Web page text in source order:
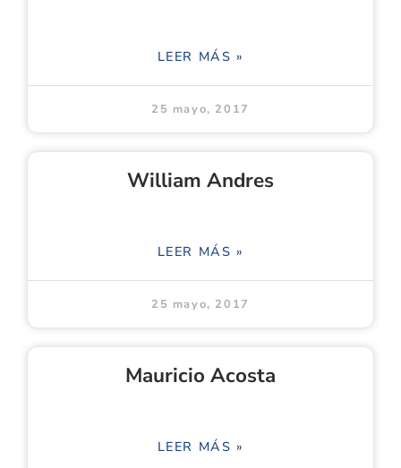
LEER MÁS »
25 mayo, 2017
William Andres
LEER MÁS »
25 mayo, 2017
Mauricio Acosta
LEER MÁS »